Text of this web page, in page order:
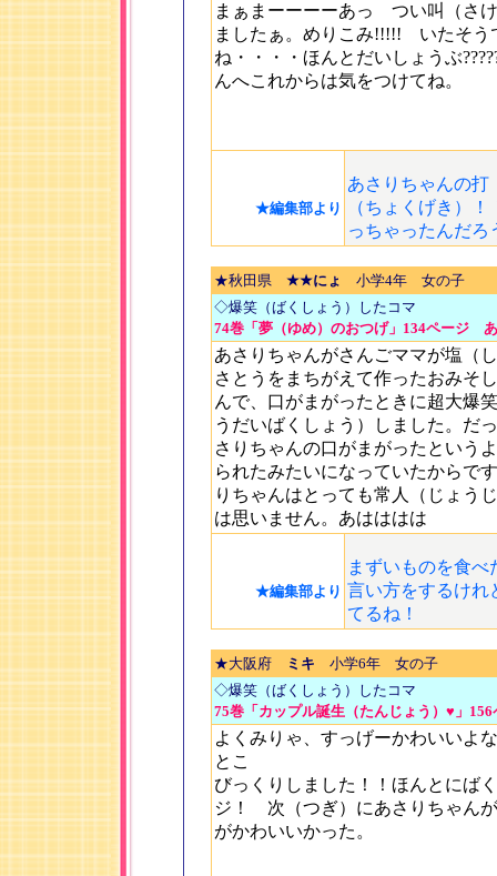
まぁまーーーーあっ つい叫（さ
ましたぁ。めりこみ!!!!! いたそう
ね・・・・ほんとだいしょうぶ
んへこれからは気をつけてね。
★編集部より
あさりちゃんの打
（ちょくげき）
っちゃったんだ
★秋田県 ★★にょ 小学4年 女の子
◇爆笑（ばくしょう）したコマ
74巻「夢（ゆめ）のおつげ」134ページ
あさりちゃんがさんごママが塩（
さとうをまちがえて作ったおみそ
んで、口がまがったときに超大爆
うだいばくしょう）しました。だ
さりちゃんの口がまがったという
られたみたいになっていたからで
りちゃんはとっても常人（じょう
は思いません。あはははは
★編集部より
まずいものを食
言い方をするけれ
てるね！
★大阪府 ミキ 小学6年 女の子
◇爆笑（ばくしょう）したコマ
75巻「カップル誕生（たんじょう）♥」156
よくみりゃ、すっげーかわいいよ
とこ
びっくりしました！！ほんとにば
ジ！ 次（つぎ）にあさりちゃん
がかわいいかった。